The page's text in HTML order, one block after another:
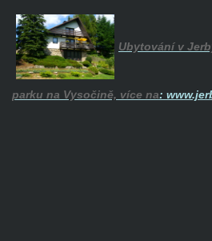
Ubytování v
parku na Vysočině, více na: